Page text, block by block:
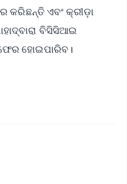
କରିଛନ୍ତି ଏବଂ କ୍ରୀଡ଼ା
ବିସିସିଆଇ
ହୋଇପାରିବ।